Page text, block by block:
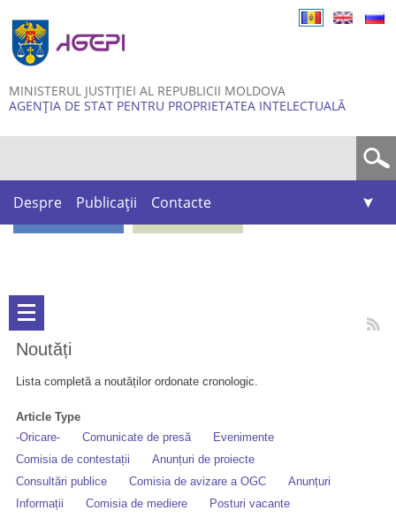
MINISTERUL JUSTIȚIEI AL REPUBLICII MOLDOVA
AGENȚIA DE STAT PENTRU PROPRIETATEA INTELECTUALĂ
Despre Publicații Contacte
Noutăți
Lista completă a noutăților ordonate cronologic.
Article Type
-Oricare-
Comunicate de presă
Evenimente
Comisia de contestații
Anunțuri de proiecte
Consultări publice
Comisia de avizare a OGC
Anunțuri
Informații
Comisia de mediere
Posturi vacante